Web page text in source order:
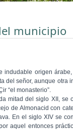
municipio
indudable origen
del señor, aunque otra
“el monasterio”.
mitad del siglo XII, se
de Almonacid con
En el siglo XIV se
aquel entonces